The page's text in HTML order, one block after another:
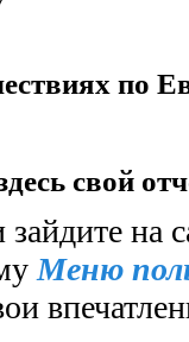
по
свой
зайдите на
Меню